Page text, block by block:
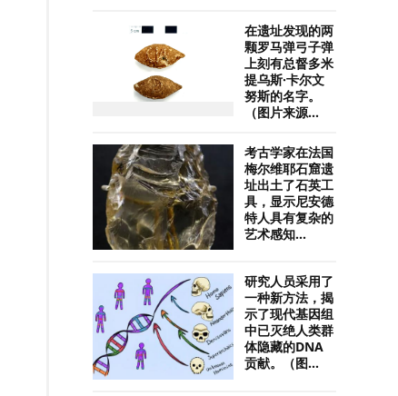
在遗址发现的两
颗罗马弹弓子弹
上刻有总督多米
提乌斯·卡尔文
努斯的名字。
（图片来源...
考古学家在法国
梅尔维耶石窟遗
址出土了石英工
具，显示尼安德
特人具有复杂的
艺术感知...
研究人员采用了
一种新方法，揭
示了现代基因组
中已灭绝人类群
体隐藏的DNA
贡献。（图...